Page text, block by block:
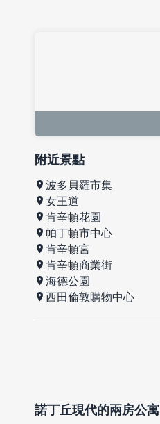
附近景點
波多貝羅市集
女王道
肯辛頓花園
帕丁頓市中心
肯辛頓宮
肯辛頓商業街
海德公園
西田倫敦購物中心
諾丁丘現代的兩房公寓